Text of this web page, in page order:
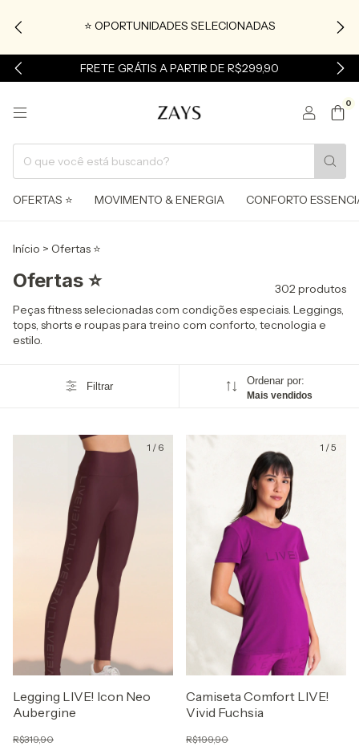
⭐ OPORTUNIDADES SELECIONADAS
FRETE GRÁTIS A PARTIR DE R$299,90
0
OFERTAS ⭐ MOVIMENTO & ENERGIA CONFORTO
Início > Ofertas ⭐
Ofertas ⭐
302 produtos
Peças fitness selecionadas com condições especiais. Leggings,
tops, shorts e roupas para treino com conforto, tecnologia e
estilo.
Filtrar Ordenar por:
Mais vendidos
1 / 6
Legging LIVE! Icon Neo
Aubergine
R$319,90
1 /5
Camiseta Comfort LIVE!
Vivid Fuchsia
R$199,90